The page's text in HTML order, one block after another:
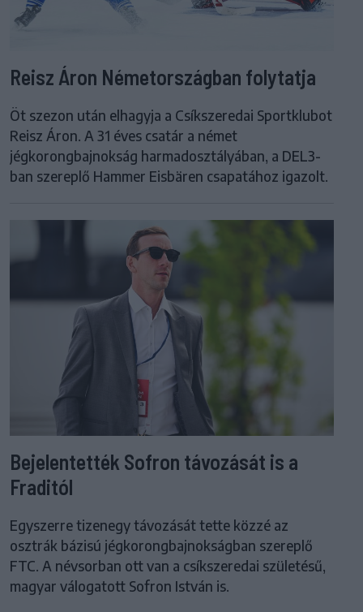
Reisz Áron Németországban folytatja
Öt szezon után elhagyja a Csíkszeredai Sportklubot
Reisz Áron. A 31 éves csatár a német
jégkorongbajnokság harmadosztályában, a DEL3-
ban szereplő Hammer Eisbären csapatához igazolt.
Bejelentették Sofron távozását is a
Fraditól
Egyszerre tizenegy távozását tette közzé az
osztrák bázisú jégkorongbajnokságban szereplő
FTC. A névsorban ott van a csíkszeredai születésű,
magyar válogatott Sofron István is.